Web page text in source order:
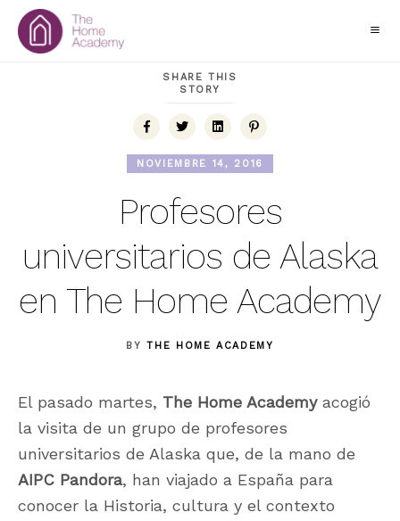
SHARE THIS
STORY
NOVIEMBRE 14, 2016
Profesores
universitarios de Alaska
en The Home Academy
BYTHE HOME ACADEMY
El pasado martes, The Home Academyacogió
la visita de un grupo de profesores
universitarios de Alaska que, de la mano de
AIPC Pandora, han viajado a España para
conocer la Historia, cultura y el contexto